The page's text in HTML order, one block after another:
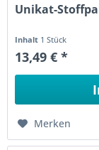
Unikat-
Inhalt 1 Stück
13,49 € *
Merken